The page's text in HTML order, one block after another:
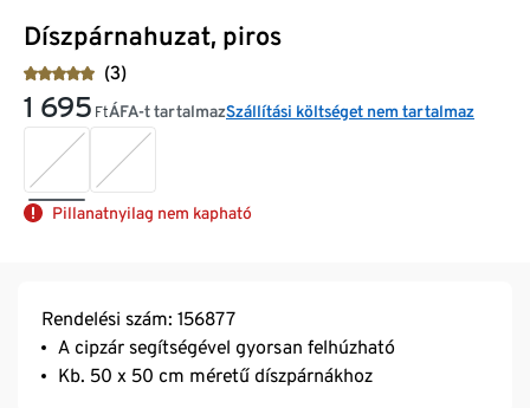
Díszpárnahuzat, piros
(3)
1 695 FtÁFA-t tartalmazSzállítási költséget nem tartalmaz
Pillanatnyilag nem kapható
Rendelési szám: 156877
A cipzár segítségével gyorsan felhúzható
Kb. 50 x 50 cm méretű díszpárnákhoz